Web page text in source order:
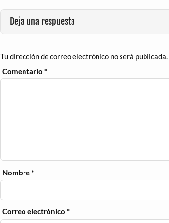
Deja una respuesta
Tu dirección de correo electrónico no será publicada.
Comentario*
Nombre*
Correo electrónico*